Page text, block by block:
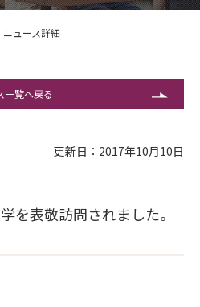
ニュース詳細
一覧へ戻る
更新日：2017年10月10日
を表敬訪問されました。